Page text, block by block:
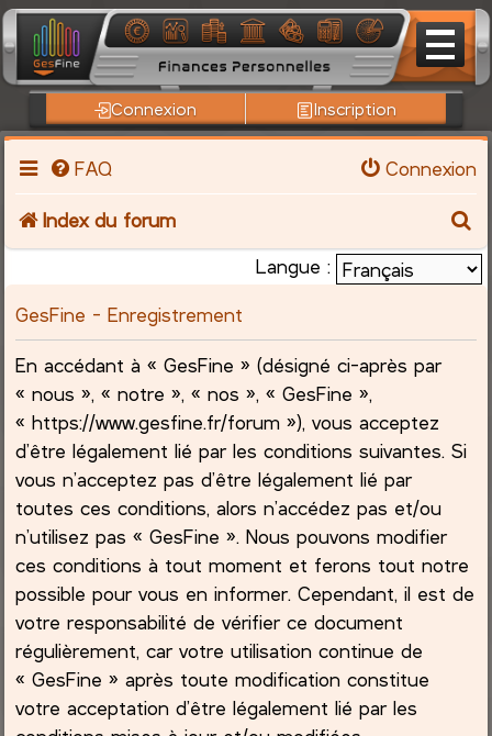
Connexion Inscription
FAQ Connexion
Index du forum
e
Langue :
GesFine - Enregistrement
En accédant à « GesFine » (désigné ci-après par
« nous », « notre », « nos », « GesFine »,
« https://www.gesfine.fr/forum »), vous acceptez
d’être légalement lié par les conditions suivantes. Si
vous n’acceptez pas d’être légalement lié par
toutes ces conditions, alors n’accédez pas et/ou
n’utilisez pas « GesFine ». Nous pouvons modifier
ces conditions à tout moment et ferons tout notre
possible pour vous en informer. Cependant, il est de
votre responsabilité de vérifier ce document
régulièrement, car votre utilisation continue de
« GesFine » après toute modification constitue
votre acceptation d’être légalement lié par les